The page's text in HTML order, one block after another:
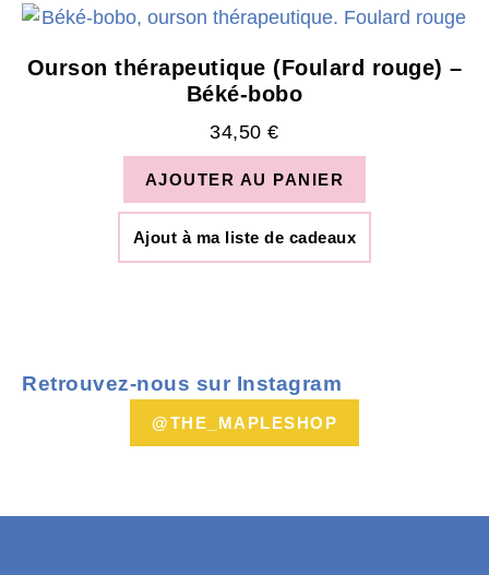
Ourson thérapeutique (Foulard rouge) –
Béké-bobo
34,50€
AJOUTER AU PANIER
Ajout à ma liste de cadeaux
Retrouvez-nous sur Instagram
@THE_MAPLESHOP